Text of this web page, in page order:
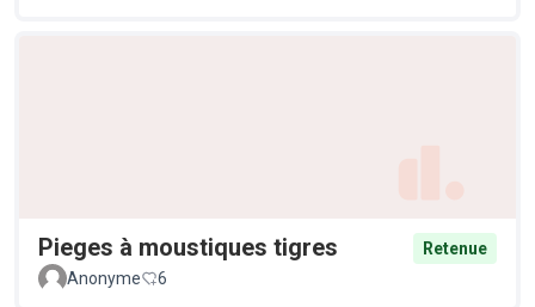
Pieges à moustiques tigres
Retenue
Anonyme
6